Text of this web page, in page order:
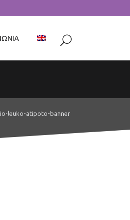
leuko-atipoto-banner